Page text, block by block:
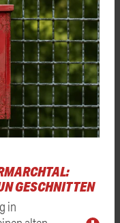
GESCHNITTEN
in